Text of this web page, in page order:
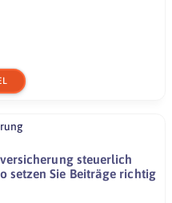
steuerlich
setzen Sie Beiträge richtig